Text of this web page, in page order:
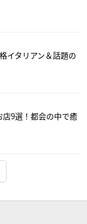
イタリアン＆話題の
店9選！都会の中で癒